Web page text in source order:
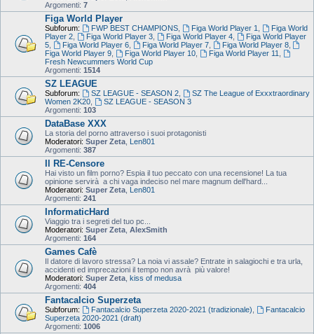
Argomenti: 7
Figa World Player
Subforum: FWP BEST CHAMPIONS, Figa World Player 1
Figa World
Player 2
Figa World Player 3, Figa World Player 4,
Figa World Player
5
Figa World Player 6, Figa World Player 7, Figa World Player 8,
Figa World Player 9
Figa World Player 10, Figa World Player 11
Fresh Newcummers World Cup
Argomenti: 1514
SZ LEAGUE
Subforum: SZ LEAGUE - SEASON 2,
SZ The League of Exxxtraordinary
Women 2K20
SZ LEAGUE - SEASON 3
Argomenti: 103
DataBase XXX
La storia del porno attraverso i suoi protagonisti
Moderatori: Super Zeta Len801
Argomenti: 387
Il RE-Censore
Hai visto un film porno? Espia il tuo peccato con una recensione! La tua
opinione servirà a chi vaga indeciso nel mare magnum dell'hard...
Moderatori: Super Zeta Len801
Argomenti: 241
InformaticHard
Viaggio tra i segreti del tuo pc...
Moderatori: Super Zeta AlexSmith
Argomenti: 164
Games Cafè
Il datore di lavoro stressa? La noia vi assale? Entrate in salagiochi e tra urla,
accidenti ed imprecazioni il tempo non avrà più valore!
Moderatori: Super Zeta kiss of medusa
Argomenti: 404
Fantacalcio Superzeta
Subforum: Fantacalcio Superzeta 2020-2021 (tradizionale)
Fantacalcio
Superzeta 2020-2021 (draft)
Argomenti: 1006